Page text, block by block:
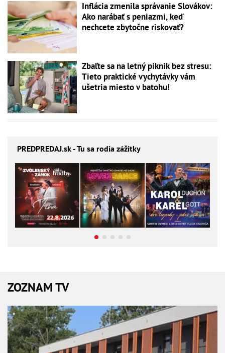
Inflácia zmenila správanie Slovákov:
Ako narábať s peniazmi, keď
nechcete zbytočne riskovať?
Zbaľte sa na letný piknik bez stresu:
Tieto praktické vychytávky vám
ušetria miesto v batohu!
PREDPREDAJ.sk - Tu sa rodia zážitky
ZOZNAM TV